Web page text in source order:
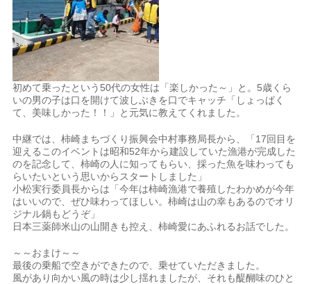
初めて乗ったという50代の女性は「楽しかった～」と。5歳くら
いの男の子は口を開けて波しぶきを口でキャッチ「しょっぱく
て、美味しかった！！」と元気に教えてくれました。
中継では、柿崎まちづくり振興会中村事務局長から、「17回目を
迎えるこのイベントは昭和52年から建設していた漁港が完成した
のを記念して、柿崎の人に知ってもらい、採った魚を味わっても
らいたいという思いからスタートしました」
小松実行委員長からは「今年は柿崎漁港で養殖したわかめが今年
はいいので、ぜひ味わってほしい。柿崎は山の幸もあるのでオリ
ジナル鍋もどうぞ」
日本三薬師米山の山開きも控え、柿崎愛にあふれるお話でした。
～～おまけ～～
最後の乗船で空きができたので、乗せていただきました。
風があり向かい風の時は少し揺れましたが、それも醍醐味のひと